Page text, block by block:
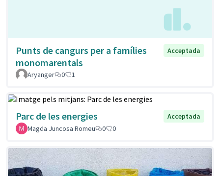
Punts de cangurs per a famílies
monomarentals
Acceptada
Aryanger 0 1
Parc de les energies
Acceptada
Magda Juncosa Romeu
0 0